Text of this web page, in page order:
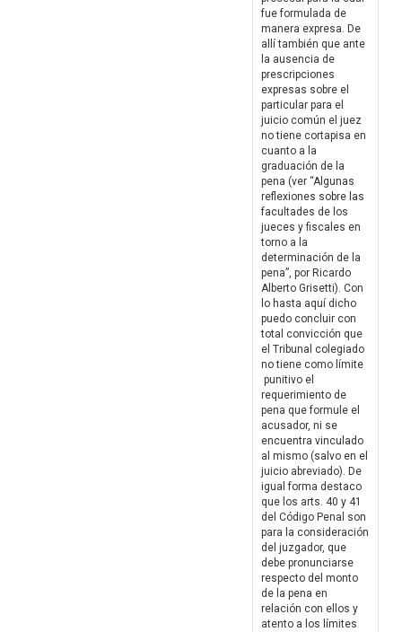
fue formulada de
manera expresa. De
allí también que ante
la ausencia de
prescripciones
expresas sobre el
particular para el
juicio común el juez
no tiene cortapisa en
cuanto a la
graduación de la
pena (ver “Algunas
reflexiones sobre las
facultades de los
jueces y fiscales en
torno a la
determinación de la
pena”, por Ricardo
Alberto Grisetti). Con
lo hasta aquí dicho
puedo concluir con
total convicción que
el Tribunal colegiado
no tiene como límite
punitivo el
requerimiento de
pena que formule el
acusador, ni se
encuentra vinculado
al mismo (salvo en el
juicio abreviado). De
igual forma destaco
que los arts. 40 y 41
del Código Penal son
para la consideración
del juzgador, que
debe pronunciarse
respecto del monto
de la pena en
relación con ellos y
atento a los límites